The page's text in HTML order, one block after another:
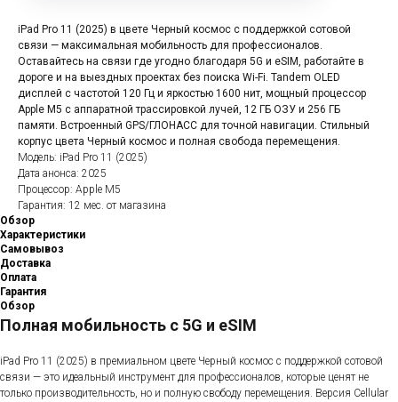
iPad Pro 11 (2025) в цвете Черный космос с поддержкой сотовой
связи — максимальная мобильность для профессионалов.
Оставайтесь на связи где угодно благодаря 5G и eSIM, работайте в
дороге и на выездных проектах без поиска Wi-Fi. Tandem OLED
дисплей с частотой 120 Гц и яркостью 1600 нит, мощный процессор
Apple M5 с аппаратной трассировкой лучей, 12 ГБ ОЗУ и 256 ГБ
памяти. Встроенный GPS/ГЛОНАСС для точной навигации. Стильный
корпус цвета Черный космос и полная свобода перемещения.
Модель: iPad Pro 11 (2025)
Дата анонса: 2025
Процессор: Apple M5
Гарантия: 12 мес. от магазина
Обзор
Характеристики
Самовывоз
Доставка
Оплата
Гарантия
Обзор
Полная мобильность с 5G и eSIM
iPad Pro 11 (2025) в премиальном цвете Черный космос с поддержкой сотовой
связи — это идеальный инструмент для профессионалов, которые ценят не
только производительность, но и полную свободу перемещения. Версия Cellular